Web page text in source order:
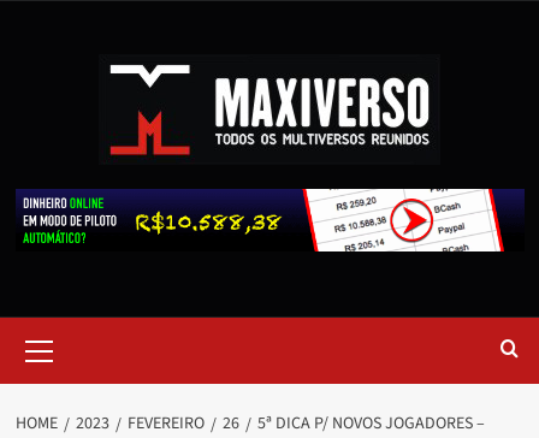
HOME 2023 FEVEREIRO 26
5ª DICA P/ NOVOS JOGADORES –